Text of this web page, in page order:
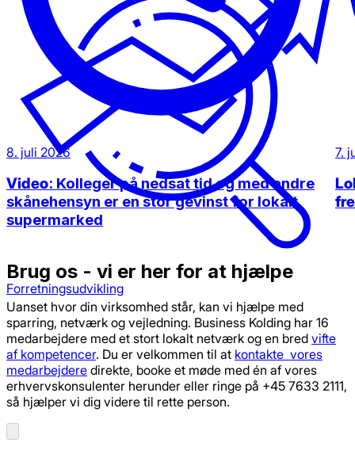
Forretningsudvikling
8. juli 2026
Video: Kolleger på nedsat tid og med andre
skånehensyn er en stor gevinst for lokalt
supermarked
7.
Brug os - vi er her for at hjælpe
Uanset hvor din virksomhed står, kan vi hjælpe med
sparring, netværk og vejledning. Business Kolding har 16
medarbejdere med et stort lokalt netværk og en bred vifte
af kompetencer. Du er velkommen til at kontakte vores
medarbejdere direkte, booke et møde med én af vores
erhvervskonsulenter herunder eller ringe på +45 7633 2111,
så hjælper vi dig videre til rette person.